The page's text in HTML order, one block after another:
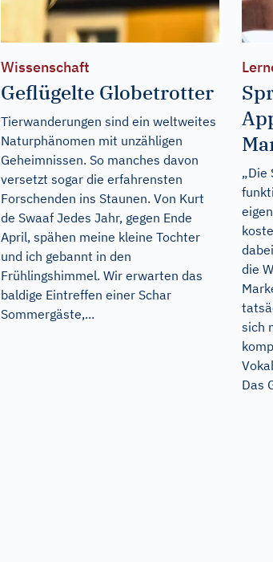
Wissenschaft
Geflügelte Globetrotter
Tierwanderungen sind ein weltweites
Naturphänomen mit unzähligen
Geheimnissen. So manches davon
versetzt sogar die erfahrensten
Forschenden ins Staunen. Von Kurt
de Swaaf Jedes Jahr, gegen Ende
April, spähen meine kleine Tochter
und ich gebannt in den
Frühlingshimmel. Wir erwarten das
baldige Eintreffen einer Schar
Sommergäste,...
„Die
die
sich
Das